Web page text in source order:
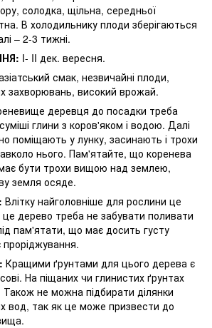
солодка, щільна, середньої
В холодильнику плоди зберігаються
– 2-3 тижні.
I- II дек. вересня.
смак, незвичайні плоди,
захворювань, високий врожай.
деревця до посадки треба
глини з коров'яком і водою. Далі
поміщають у лунку, засинають і трохи
нього. Пам'ятайте, що коренева
бути трохи вищою над землею,
земля осяде.
Влітку найголовніше для рослини це
це дерево треба не забувати поливати
пам'ятати, що має досить густу
Кращими ґрунтами для цього дерева є
На піщаних чи глинистих ґрунтах
не можна підбирати ділянки
вод, так як це може призвести до